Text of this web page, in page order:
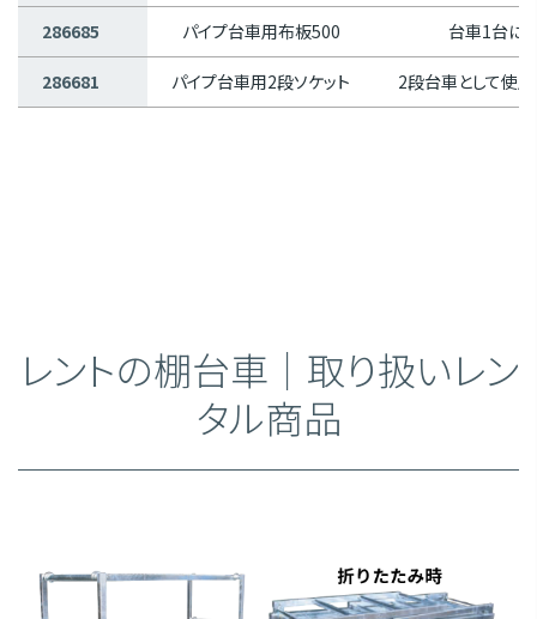
286685 パイプ台車用布板500 台車1台に
286681 パイプ台車用2段ソケット 2段台車として使
レントの棚台車｜取り扱いレン
タル商品